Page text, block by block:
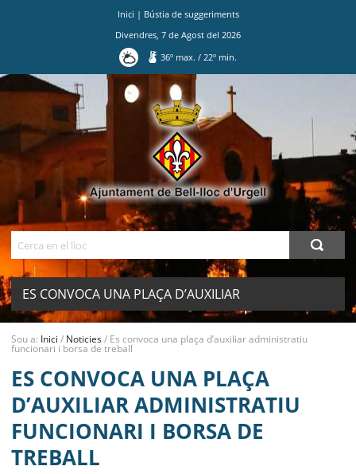
Inici | Bústia de suggeriments
Divendres 7 de Agost del 2026
36º max./ 22º min.
ES CONVOCA UNA PLAÇA D’AUXILIAR
ADMINISTRATIU FUNCIONARI I BORSA
AJUNTAMENT
MUNICIPI
SEU ELECTRÒNICA
Sou a: Inici / Noticies/ Es convoca una plaça d’auxiliar administratiu
funcionari i borsa de treball
ES CONVOCA UNA PLAÇA
D’AUXILIAR ADMINISTRATIU
FUNCIONARI I BORSA DE
TREBALL